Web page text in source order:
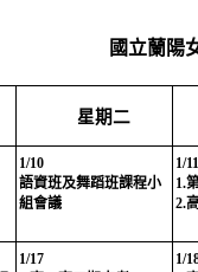
國立蘭陽
星期二
1/10
語資班及舞蹈班課程小
組會議
1/11
1.
2.
1/17
1/